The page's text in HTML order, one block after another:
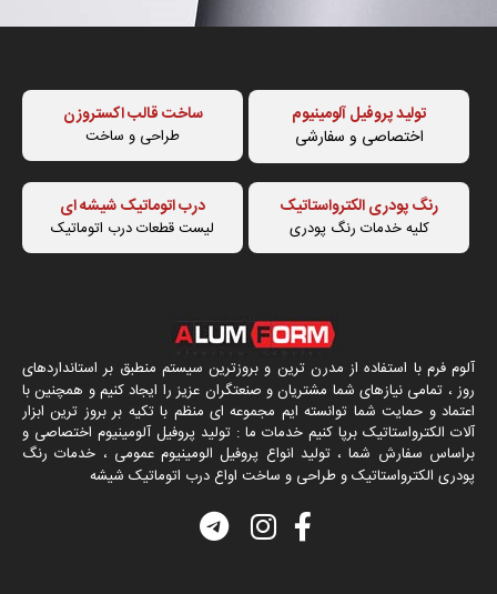
تولید پروفیل آلومینیوم
اختصاصی و سفارشی
ساخت قالب اکستروزن
طراحی و ساخت
رنگ پودری الکترواستاتیک
کلیه خدمات رنگ پودری
درب اتوماتیک شیشه ای
لیست قطعات درب اتوماتیک
آلوم فرم با استفاده از مدرن ترین و بروزترین سیستم منطبق بر استانداردهای
روز ، تمامی نیازهای شما مشتریان و صنعتگران عزیز را ایجاد کنیم و همچنین با
اعتماد و حمایت شما توانسته ایم مجموعه ای منظم با تکیه بر بروز ترین ابزار
آلات الکترواستاتیک برپا کنیم خدمات ما : تولید پروفیل آلومینیوم اختصاصی و
براساس سفارش شما ، تولید انواع پروفیل الومینیوم عمومی ، خدمات رنگ
پودری الکترواستاتیک و طراحی و ساخت اواع درب اتوماتیک شیشه